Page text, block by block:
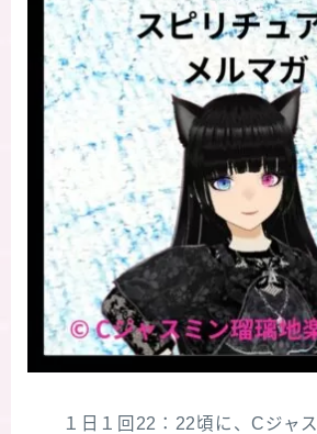
１日１回22：22頃に、Cジャ